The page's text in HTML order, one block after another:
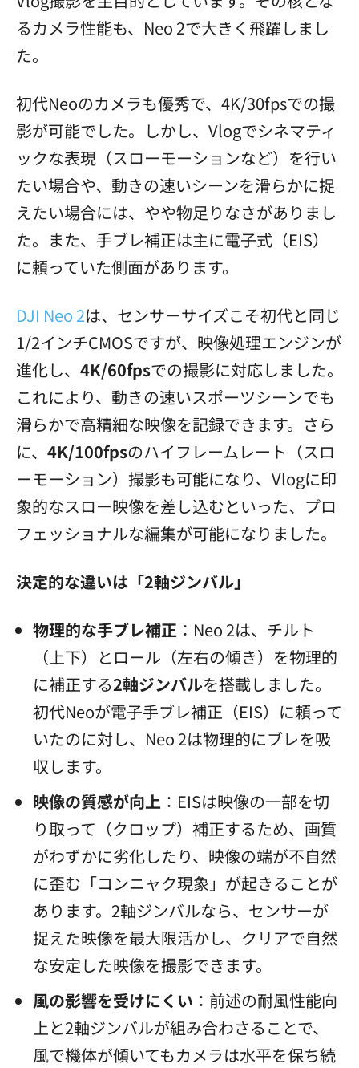
るカメラ性能も、Neo 2で大きく飛躍しまし
た。
初代Neoのカメラも優秀で、4K/30fpsでの撮
影が可能でした。しかし、Vlogでシネマティ
ックな表現（スローモーションなど）を行い
たい場合や、動きの速いシーンを滑らかに捉
えたい場合には、やや物足りなさがありまし
た。また、手ブレ補正は主に電子式（EIS）
に頼っていた側面があります。
DJI Neo 2は、センサーサイズこそ初代と同じ
1/2インチCMOSですが、映像処理エンジンが
進化し、 4K/60fpsでの撮影に対応しました。
これにより、動きの速いスポーツシーンでも
滑らかで高精細な映像を記録できます。さら
に、 4K/100fpsのハイフレームレート（スロ
ーモーション）撮影も可能になり、Vlogに印
象的なスロー映像を差し込むといった、プロ
フェッショナルな編集が可能になりました。
決定的な違いは「2軸ジンバル」
物理的な手ブレ補正 ：Neo 2は、チルト
（上下）とロール（左右の傾き）を物理的
に補正する2軸ジンバルを搭載しました。
初代Neoが電子手ブレ補正（EIS）に頼って
いたのに対し、Neo 2は物理的にブレを吸
収します。
映像の質感が向上 ：EISは映像の一部を切
り取って（クロップ）補正するため、画質
がわずかに劣化したり、映像の端が不自然
に歪む「コンニャク現象」が起きることが
あります。2軸ジンバルなら、センサーが
捉えた映像を最大限活かし、クリアで自然
な安定した映像を撮影できます。
風の影響を受けにくい ：前述の耐風性能向
上と2軸ジンバルが組み合わさることで、
風で機体が傾いてもカメラは水平を保ち続